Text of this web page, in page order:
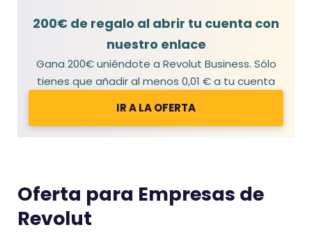
200€ de regalo al abrir tu cuenta con
nuestro enlace
Gana 200€ uniéndote a Revolut Business. Sólo
tienes que añadir al menos 0,01 € a tu cuenta
IR A LA OFERTA
Oferta para Empresas de
Revolut